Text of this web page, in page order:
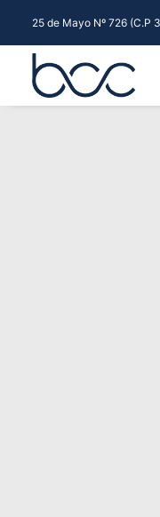
25 de Mayo Nº 726 (C.P